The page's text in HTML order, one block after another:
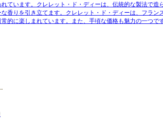
ています。クレレット・ド・ディーは、伝統的な製法で
香りを引き立てます。クレレット・ド・ディーは、フラ
的に楽しまれています。また、手頃な価格も魅力の一つ